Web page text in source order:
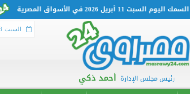
في الأسواق المصرية
رئيس مجلس الإدارة أحمد ذكي
السبت 8 أغسطس 2026